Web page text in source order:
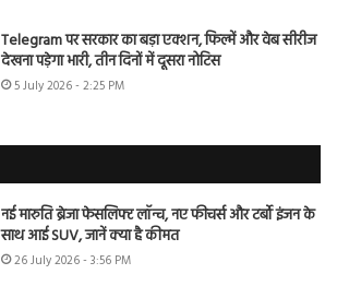
Telegram पर सरकार का बड़ा एक्शन, फिल्में और वेब सीरीज
देखना पड़ेगा भारी, तीन दिनों में दूसरा नोटिस
5 July 2026 - 2:25 PM
नई मारुति ब्रेजा फेसलिफ्ट लॉन्च, नए फीचर्स और टर्बो इंजन के
साथ आई SUV, जानें क्या है कीमत
26 July 2026 - 3:56 PM